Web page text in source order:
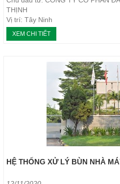
THỊNH
Vị trí: Tây Ninh
Loại máy: Máy ép bùn khung bản
Năm thực hiện: 03/2018
XEM CHI TIẾT
HỆ THỐNG XỬ LÝ BÙN NHÀ